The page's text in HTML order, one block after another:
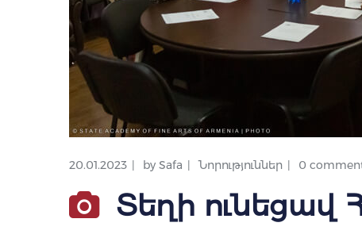
20.01.2023 by Safa Նորություններ 0
Տեղի ունեցավ